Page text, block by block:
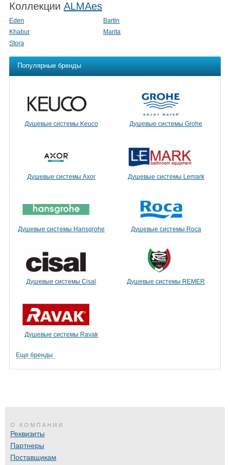
Коллекции ALMAes
Eden
Bartin
Khabur
Marita
Stora
Популярные бренды
Душевые системы Keuco Душевые системы Grohe
Душевые системы Axor Душевые системы Lemark
Душевые системы Hansgrohe Душевые системы Roca
Душевые системы Cisal Душевые системы REMER
Душевые системы Ravak
Еще бренды
О КОМПАНИИ
Реквизиты
Партнеры
Поставщикам